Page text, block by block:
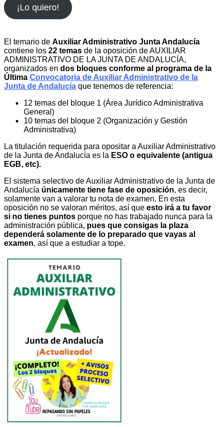
¡Lo quiero!
El temario de Auxiliar Administrativo Junta Andalucía
contiene los 22 temas de la oposición de AUXILIAR
ADMINISTRATIVO DE LA JUNTA DE ANDALUCÍA,
organizados en dos bloques conforme al programa de la
Última Convocatoria de Auxiliar Administrativo de la
Junta de Andalucía que tenemos de referencia:
12 temas del bloque 1 (Área Jurídico Administrativa
General)
10 temas del bloque 2 (Organización y Gestión
Administrativa)
La titulación requerida para opositar a Auxiliar Administrativo
de la Junta de Andalucía es la ESO o equivalente (antigua
EGB, etc).
El sistema selectivo de Auxiliar Administrativo de la Junta de
Andalucía únicamente tiene fase de oposición, es decir,
solamente van a valorar tu nota de examen. En esta
oposición no se valoran méritos, así que esto irá a tu favor
si no tienes puntos porque no has trabajado nunca para la
administración pública, pues que consigas la plaza
dependerá solamente de lo preparado que vayas al
examen, así que a estudiar a tope.